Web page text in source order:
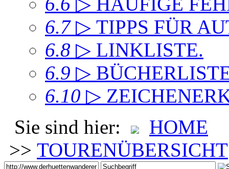
6.7 ▷ TIPPS FÜR
6.8 ▷ LINKLISTE.
6.9 ▷
6.10 ▷
Sie sind hier:
HOME
>> TOURENÜBERSICHT